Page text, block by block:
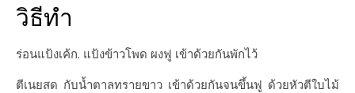
วิธีทำ
ร่อนแป้งเค้ก. แป้งข้าวโพด ผงฟู เข้าด้วยกันพักไว้
ตีเนยสด กับน้ำตาลทรายขาว เข้าด้วยกันจนขึ้นฟู ด้วยหัวตีใบไม้